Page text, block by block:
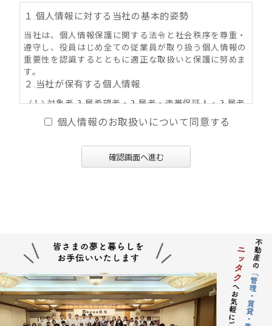
１.個人情報に対する当社の基本的姿勢
当社は、個人情報保護に関する法令と社会秩序を尊重・
遵守し、役員はじめ全ての従業員が取り扱う個人情報の
重要性を認識するとともに適正な取扱いと保護に努めま
す。
２.当社が保有する個人情報
(１) 対象者 入居希望者・入居者・連帯保証人・入居者
家族・同居人・不動産の所有者その他権利者
(２) 取得情報内容 住所・氏名・性別・生年月日・年
アドレス）・自宅電話番号・個人Ｅ-mail アドレス
(１) 不動産の賃貸、売買、交換、及びそれらの媒介・
代理、紹介、入居申込結果等の連絡、信用情報機
関への信用照会、物件の管理等に関する契約その
他取り決め事項の履行に必要な範囲における利用
並びに当社及び当社グループ会社（アパマンショ
ップ本部及び加盟企業を含む：以下同じ）が提供
する情報・サービスの提供。
個人情報のお取扱いについて同意する
確認画面へ進む